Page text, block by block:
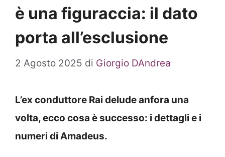
è una figuraccia: il dato
porta all’esclusione
2 Agosto 2025 di Giorgio DAndrea
L’ex conduttore Rai delude anfora una
volta, ecco cosa è successo: i dettagli e i
numeri di Amadeus.